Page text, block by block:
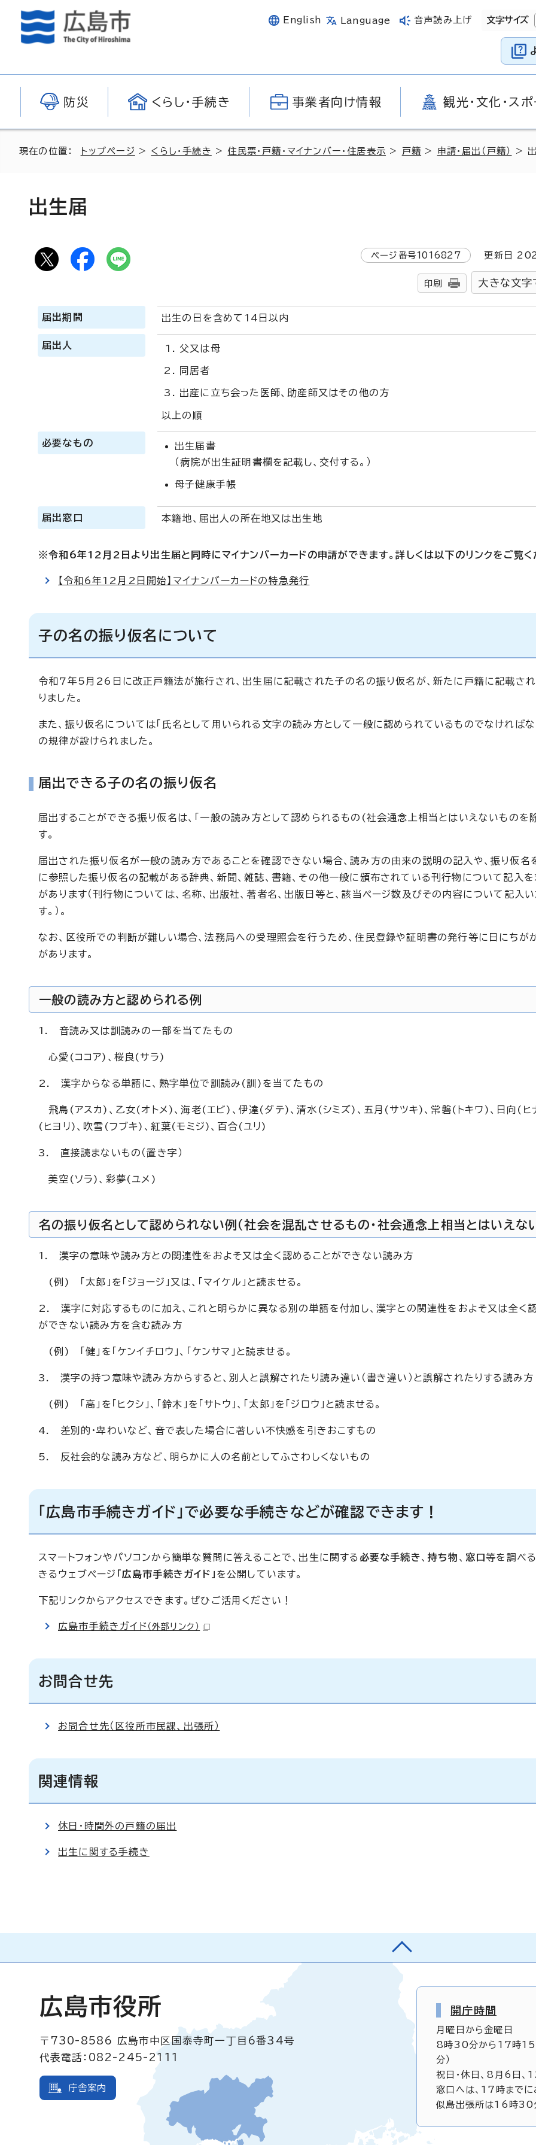
English Language 音声読み上げ 文字サイズ
防災 くらし・手続き 事業者向け情報 観光・文化・ス
現在の位置： トップページ > くらし・手続き >住民票・戸籍・マイナンバー・住居表示 > 戸籍 > 申請・届出（戸籍） >
出生届
ページ番号1016827 更新日
印刷 大きな文字
届出期間 出生の日を含めて14日以内
届出人 父又は母
同居者
出産に立ち会った医師、助産師又はその他の方
以上の順
必要なもの
出生届書
（病院が出生証明書欄を記載し、交付する。）
母子健康手帳
届出窓口 本籍地、届出人の所在地又は出生地
※令和6年12月2日より出生届と同時にマイナンバーカードの申請ができます。詳しくは以下のリンクをご覧く
【令和6年12月2日開始】マイナンバーカードの特急発行
子の名の振り仮名について
令和7年5月26日に改正戸籍法が施行され、出生届に記載された子の名の振り仮名が、新たに戸籍に記載され
りました。
また、振り仮名については「氏名として用いられる文字の読み方として一般に認められているものでなければな
の規律が設けられました。
届出できる子の名の振り仮名
届出することができる振り仮名は、「一般の読み方として認められるもの(社会通念上相当とはいえないものを
す。
届出された振り仮名が一般の読み方であることを確認できない場合、読み方の由来の説明の記入や、振り仮名
に参照した振り仮名の記載がある辞典、新聞、雑誌、書籍、その他一般に頒布されている刊行物について記入
があります（刊行物については、名称、出版社、著者名、出版日等と、該当ページ数及びその内容について記入
す。）。
なお、区役所での判断が難しい場合、法務局への受理照会を行うため、住民登録や証明書の発行等に日にちが
があります。
一般の読み方と認められる例
1. 音読み又は訓読みの一部を当てたもの
心愛(ココア)、桜良(サラ)
2. 漢字からなる単語に、熟字単位で訓読み(訓)を当てたもの
飛鳥(アスカ)、乙女(オトメ)、海老(エビ)、伊達(ダテ)、清水(シミズ)、五月(サツキ)、常磐(トキワ)、日向(ヒ
(ヒヨリ)、吹雪(フブキ)、紅葉(モミジ)、百合(ユリ)
3. 直接読まないもの（置き字）
美空(ソラ)、彩夢(ユメ)
名の振り仮名として認められない例（社会を混乱させるもの・社会通念上相当とはいえな
1. 漢字の意味や読み方との関連性をおよそ又は全く認めることができない読み方
(例) 「太郎」を「ジョージ」又は、「マイケル」と読ませる。
2. 漢字に対応するものに加え、これと明らかに異なる別の単語を付加し、漢字との関連性をおよそ又は全く
ができない読み方を含む読み方
(例) 「健」を「ケンイチロウ」、「ケンサマ」と読ませる。
3. 漢字の持つ意味や読み方からすると、別人と誤解されたり読み違い（書き違い）と誤解されたりする読み方
(例) 「高」を「ヒクシ」、「鈴木」を「サトウ」、「太郎」を「ジロウ」と読ませる。
4. 差別的・卑わいなど、音で表した場合に著しい不快感を引きおこすもの
5. 反社会的な読み方など、明らかに人の名前としてふさわしくないもの
「広島市手続きガイド」で必要な手続きなどが確認できます！
スマートフォンやパソコンから簡単な質問に答えることで、出生に関する必要な手続き、持ち物 、 窓口等を調べ
きるウェブページ
「広島市手続きガイド」 を公開しています。
下記リンクからアクセスできます。ぜひご活用ください！
広島市手続きガイド （外部リンク）
お問合せ先
お問合せ先（区役所市民課、出張所）
関連情報
休日・時間外の戸籍の届出
出生に関する手続き
広島市役所
〒730-8586
広島市中区国泰寺町一丁目6番34号
代表電話：082-245-2111
庁舎案内
開庁時間
月曜日から金曜日
8時30分から17時15
分）
祝日・休日、8月6日
窓口へは、17時までに
似島出張所は16時30